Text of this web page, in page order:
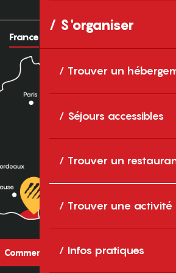
S'organiser
Trouver un
Séjours accessibles
Trouver un
Trouver une activité
Infos pratiques
France
Comment venir ?